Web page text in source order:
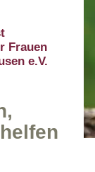
Frauen
e.V.